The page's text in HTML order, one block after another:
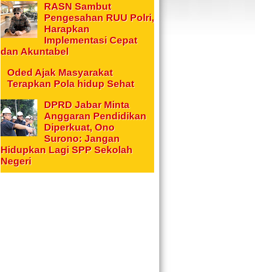
RASN Sambut
Pengesahan RUU Polri,
Harapkan
Implementasi Cepat
dan Akuntabel
Oded Ajak Masyarakat
Terapkan Pola hidup Sehat
DPRD Jabar Minta
Anggaran Pendidikan
Diperkuat, Ono
Surono: Jangan
Hidupkan Lagi SPP Sekolah
Negeri